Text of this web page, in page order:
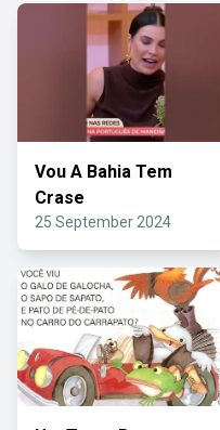
Vou A Bahia Tem
Crase
25 September 2024